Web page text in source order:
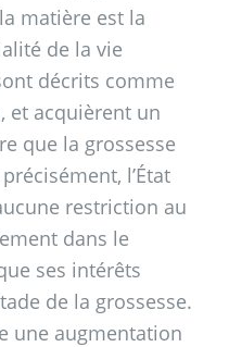
matière est la
de la vie
décrits comme
et acquièrent un
que la grossesse
l’État
restriction au
dans le
ses intérêts
de la grossesse.
une augmentation